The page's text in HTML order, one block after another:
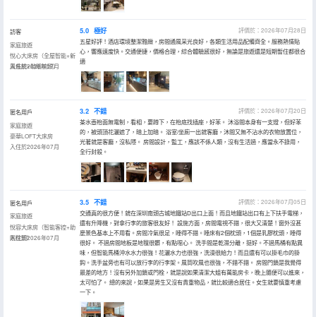
訪客
家庭旅遊
悅心大床房（全屋智能+新
風系統+助眠枕頭）
入住於2026年07月
5.0 極好
評價於：2026年07月28日
五星好評！酒店環境整潔雅緻，房間通風采光良好，各類生活用品配備齊全。服務熱情貼
心，響應速度快。交通便捷，價格合理，綜合體驗感很好，無論是旅遊還是短期暫住都很合
適
匿名用戶
家庭旅遊
豪華LOFT大床房
入住於2026年07月
3.2 不錯
評價於：2026年07月20日
茶水壺枱面無電制，看相，要蹲下，在枱底找插座，好苯。 沐浴間本身有一支燈，但好苯
的，被頭頂花灑遮了，暗上加暗。 浴室/坐廁一出就客廳，沐間又無不沾水的衣物放置位，
光著就是客廳，沒私隱。 房間設計，監工，應該不係人類，沒有生活過，應當永不錄用，
全行封殺。
匿名用戶
家庭旅遊
悅容大床房（智能客控+助
眠枕頭）
入住於2026年07月
3.5 不錯
評價於：2026年07月05日
交通真的很方便！就在深圳南頭古城地鐵站D出口上面！而且地鐵站出口有上下扶手電梯，
還有升降機，對拿行李的旅客很友好！ 設施方面，房間電視不錯，很大又清楚！窗外沒甚
麼景色基本上不用看。房間冷氣很足，睡得不錯。睡床有2個枕頭，1個是乳膠枕頭，睡得
很好。 不過房間地板是地氊很髒，有點噁心。 洗手間是乾濕分離，挺好。不過馬桶有點異
味，但智能馬桶沖水水力很強！花灑水力也很強，洗澡很給力！而且還有可以掛毛巾的掛
鈎。洗手盆旁也有可以放行李的行李架。風筒吹風也很強，不錯不錯。 房間門鎖是我覺得
最差的地方！沒有另外加鎖或門栓，就是說如果清潔大姐有萬能房卡，晚上隨便可以進來，
太可怕了。 總的來說，如果是男生又沒有貴重物品，就比較適合居住。女生就要慎重考慮
一下。